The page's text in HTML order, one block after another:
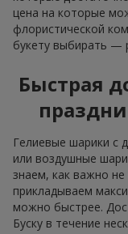
цена на которые
флористической
букету выбирать —
Быстрая
Гелиевые шарики с
или воздушные
знаем, как важно
прикладываем
можно быстрее.
Буску в течение